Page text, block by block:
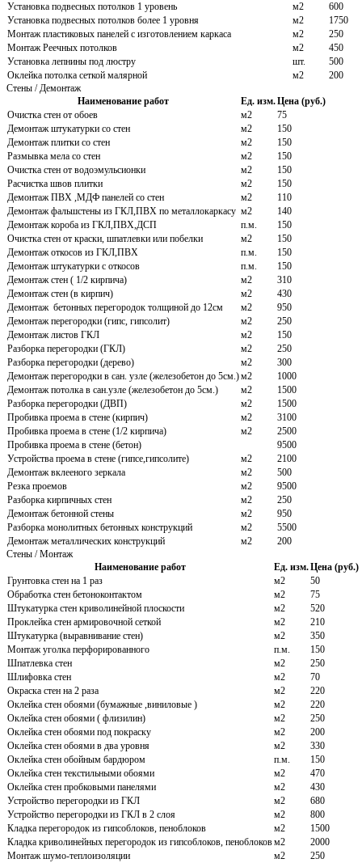
Установка подвесных потолков 1 уровень
м2
600
Установка подвесных потолков более 1 уровня
м2
1750
Монтаж пластиковых панелей с изготовлением каркаса
м2
250
Монтаж Реечных потолков
м2
450
Установка лепнины под люстру
шт.
500
Оклейка потолка сеткой малярной
м2
200
Стены / Демонтаж
Наименование работ
Ед. изм.Цена (руб.)
Очистка стен от обоев
м2
75
Демонтаж штукатурки со стен
м2
150
Демонтаж плитки со стен
м2
150
Размывка мела со стен
м2
150
Очистка стен от водоэмульсионки
м2
150
Расчистка швов плитки
м2
150
Демонтаж ПВХ ,МДФ панелей со стен
м2
110
Демонтаж фальшстены из ГКЛ,ПВХ по металлокаркасу м2
140
Демонтаж короба из ГКЛ,ПВХ,ДСП
п.м.
150
Очистка стен от краски, шпатлевки или побелки
м2
150
Демонтаж откосов из ГКЛ,ПВХ
п.м.
150
Демонтаж штукатурки с откосов
п.м.
150
Демонтаж стен ( 1/2 кирпича)
м2
310
Демонтаж стен (в кирпич)
м2
430
Демонтаж бетонных перегородок толщиной до 12см
м2
950
Демонтаж перегородки (гипс, гипсолит)
м2
250
Демонтаж листов ГКЛ
м2
150
Разборка перегородки (ГКЛ)
м2
250
Разборка перегородки (дерево)
м2
300
Демонтаж перегородки в сан. узле (железобетон до 5см.)м2
1000
Демонтаж потолка в сан.узле (железобетон до 5см.)
м2
1500
Разборка перегородки (ДВП)
м2
1500
Пробивка проема в стене (кирпич)
м2
3100
Пробивка проема в стене (1/2 кирпича)
м2
2500
Пробивка проема в стене (бетон)
9500
Устройства проема в стене (гипсе,гипсолите)
м2
2100
Демонтаж вклееного зеркала
м2
500
Резка проемов
м2
9500
Разборка кирпичных стен
м2
250
Демонтаж бетонной стены
м2
950
Разборка монолитных бетонных конструкций
м2
5500
Демонтаж металлических конструкций
м2
200
Стены / Монтаж
Наименование работ
Ед. изм.Цена (руб.)
Грунтовка стен на 1 раз
м2
50
Обработка стен бетоноконтактом
м2
75
Штукатурка стен криволинейной плоскости
м2
520
Проклейка стен армировочной сеткой
м2
210
Штукатурка (выравнивание стен)
м2
350
Монтаж уголка перфорированного
п.м.
150
Шпатлевка стен
м2
250
Шлифовка стен
м2
70
Окраска стен на 2 раза
м2
220
Оклейка стен обоями (бумажные ,виниловые )
м2
220
Оклейка стен обоями ( флизилин)
м2
250
Оклейка стен обоями под покраску
м2
200
Оклейка стен обоями в два уровня
м2
330
Оклейка стен обойным бардюром
п.м.
150
Оклейка стен текстильными обоями
м2
470
Оклейка стен пробковыми панелями
м2
430
Устройство перегородки из ГКЛ
м2
680
Устройство перегородки из ГКЛ в 2 слоя
м2
800
Кладка перегородок из гипсоблоков, пеноблоков
м2
1500
Кладка криволинейных перегородок из гипсоблоков, пеноблоковм2
2000
Монтаж шумо-теплоизоляции
м2
250